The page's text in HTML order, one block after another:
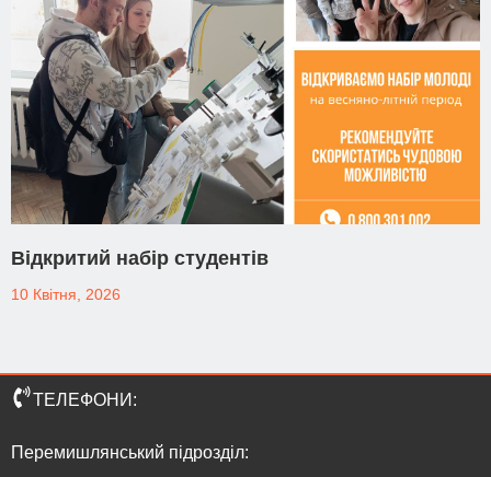
Відкритий набір студентів
10 Квітня, 2026
ТЕЛЕФОНИ:
Перемишлянський підрозділ: